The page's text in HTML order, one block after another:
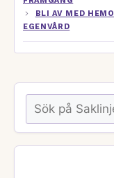
BLI AV MED
EGENVÅRD
Sök